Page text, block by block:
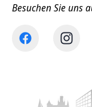
Besuchen Sie uns